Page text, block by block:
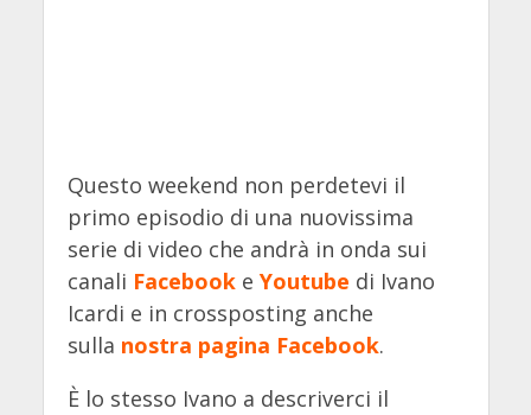
Questo weekend non perdetevi il
primo episodio di una nuovissima
serie di video che andrà in onda sui
canali Facebooke Youtube di Ivano
Icardi e in crossposting anche
sulla nostra pagina Facebook.
È lo stesso Ivano a descriverci il